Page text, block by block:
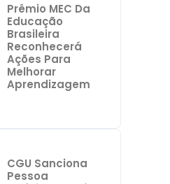
Prêmio MEC Da
Educação
Brasileira
Reconhecerá
Ações Para
Melhorar
Aprendizagem
CGU Sanciona
Pessoa